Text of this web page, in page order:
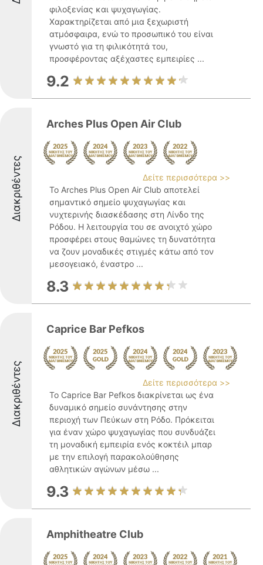
φιλοξενίας και ψυχαγωγίας.
Χαρακτηρίζεται από μια ξεχωριστή
ατμόσφαιρα, ενώ το προσωπικό του είναι
γνωστό για τη φιλικότητά του,
προσφέροντας αξέχαστες εμπειρίες ...
9.2
Διακριθέντες
Arches Plus Open Air Club
Δείτε περισσότερα >>
Το Arches Plus Open Air Club αποτελεί
σημαντικό σημείο ψυχαγωγίας και
νυχτερινής διασκέδασης στη Λίνδο της
Ρόδου. Η λειτουργία του σε ανοιχτό χώρο
προσφέρει στους θαμώνες τη δυνατότητα
να ζουν μοναδικές στιγμές κάτω από τον
μεσογειακό, έναστρο ...
8.3
Διακριθέντες
Caprice Bar Pefkos
Δείτε περισσότερα >>
Το Caprice Bar Pefkos διακρίνεται ως ένα
δυναμικό σημείο συνάντησης στην
περιοχή των Πεύκων στη Ρόδο. Πρόκειται
για έναν χώρο ψυχαγωγίας που συνδυάζει
τη μοναδική εμπειρία ενός κοκτέιλ μπαρ
με την επιλογή παρακολούθησης
αθλητικών αγώνων μέσω ...
9.3
Amphitheatre Club